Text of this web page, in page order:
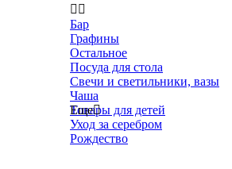
 
Бар
Графины
Остальное
Посуда для стола
Свечи и светильники, вазы
Чаша
Товары для детей
Уход за серебром
Рождество
Еще